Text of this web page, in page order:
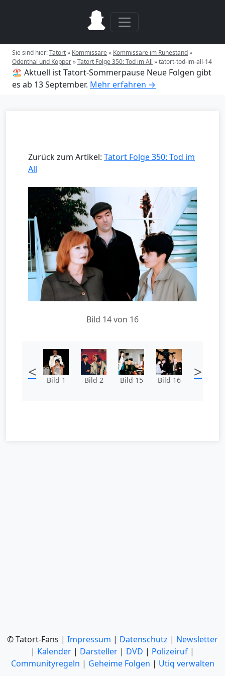
Sie sind hier:Tatort» Kommissare» Kommissare im Ruhestand»
Odenthal und Kopper»Tatort Folge 350: Tod im All »tatort-tod-im-all-14
🏖️ Aktuell ist Tatort-Sommerpause Neue Folgen gibt
es ab 13 September. Mehr erfahren →
Zurück zum Artikel: Tatort Folge 350: Tod im
All
Bild 14 von 16
< Bild 1 Bild 2 Bild 15 Bild 16 >
© Tatort-Fans | Impressum | Datenschutz | Newsletter
| Kalender | Darsteller | DVD | Polizeiruf |
Communityregeln | Geheime Folgen | Utiq verwalten